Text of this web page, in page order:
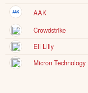
AAK
Crowdstrike
Eli Lilly
Micron Technology